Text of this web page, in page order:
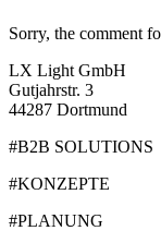
Sorry, the comment
LX Light GmbH
Gutjahrstr. 3
44287 Dortmund
#B2B SOLUTIONS
#KONZEPTE
#PLANUNG